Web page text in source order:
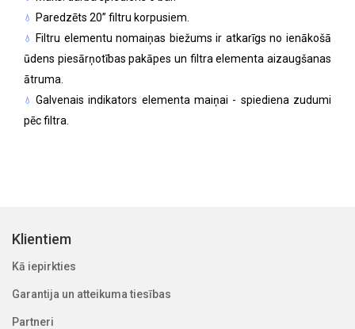
Paredzēts 20’’ filtru korpusiem.
Filtru elementu nomaiņas biežums ir atkarīgs no ienākošā
ūdens piesārņotības pakāpes un filtra elementa aizaugšanas
ātruma.
Galvenais indikators elementa maiņai - spiediena zudumi
pēc filtra.
Klientiem
Kā iepirkties
Garantija un atteikuma tiesības
Partneri